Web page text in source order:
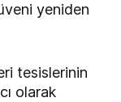
yeniden
tesislerinin
olarak